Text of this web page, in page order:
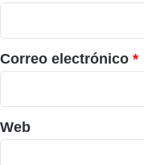
i
o
*
Correo electrónico *
Web